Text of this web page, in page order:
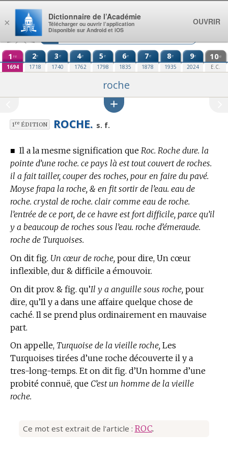
Aller au contenu
1 re
1694
2e
1718
3e
1740
4e
1762
5e
1798
6e
1835
7e
1878
8e
1935
9e
2024
10e
E.C.
roche
1reÉDITION ROCHE. s. f.
■ Il a la mesme signification que Roc. Roche dure. la
pointe d’une roche. ce pays là est tout couvert de roches.
il a fait tailler, couper des roches, pour en faire du pavé.
Moyse frapa la roche, & en fit sortir de l’eau. eau de
roche. crystal de roche. clair comme eau de roche.
l’entrée de ce port, de ce havre est fort difficile, parce qu’il
y a beaucoup de roches sous l’eau. roche d’émeraude.
roche de Turquoises.
On dit fig. Un cœur de roche, pour dire, Un cœur
inflexible, dur & difficile a émouvoir.
On dit prov. & fig. qu’Il y a anguille sous roche, pour
dire, qu’Il y a dans une affaire quelque chose de
caché. Il se prend plus ordinairement en mauvaise
part.
On appelle, Turquoise de la vieille roche, Les
Turquoises tirées d’une roche découverte il y a
tres-long-temps. Et on dit fig. d’Un homme d’une
probité connuë, que C’est un homme de la vieille
roche.
Ce mot est extrait de l'article : ROC.
×
Dictionnaire de l’Académie
Télécharger ou ouvrir l’application
Disponible sur Android et iOS
OUVRIR